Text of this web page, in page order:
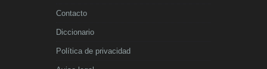
Contacto
Diccionario
Política de privacidad